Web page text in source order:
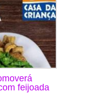
feijoada